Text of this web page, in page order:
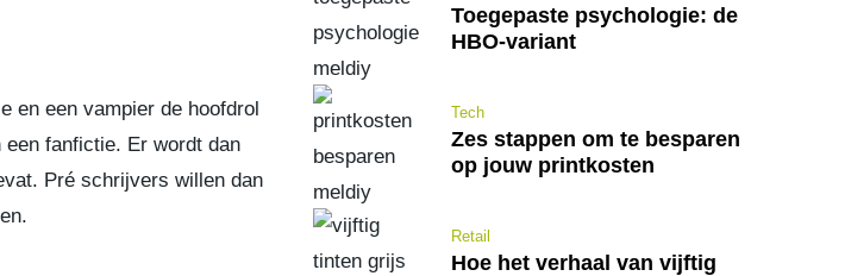
en een vampier de hoofdrol
fanfictie. Er wordt dan
Pré schrijvers willen dan
Toegepaste psychologie: de
HBO-variant
Tech
Zes stappen om te besparen
op jouw printkosten
Retail
Hoe het verhaal van vijftig